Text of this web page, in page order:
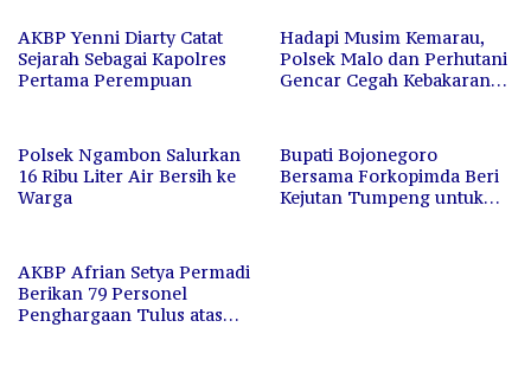
AKBP Yenni Diarty Catat
Sejarah Sebagai Kapolres
Pertama Perempuan
Hadapi Musim Kemarau,
Polsek Malo dan Perhutani
Gencar Cegah Kebakaran
Polsek Ngambon Salurkan
16 Ribu Liter Air Bersih ke
Warga
Bupati Bojonegoro
Bersama Forkopimda Beri
Kejutan Tumpeng untuk
AKBP Afrian Setya Permadi
Berikan 79 Personel
Penghargaan Tulus atas